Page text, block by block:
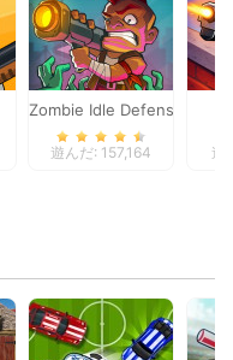
Zombie Idle Defense
遊んだ: 157,164 遊